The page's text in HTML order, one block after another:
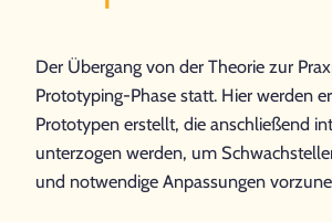
Der Übergang von der Theorie zur
Prototyping-Phase statt. Hier werden
Prototypen erstellt, die anschließend
unterzogen werden, um
und notwendige Anpassungen